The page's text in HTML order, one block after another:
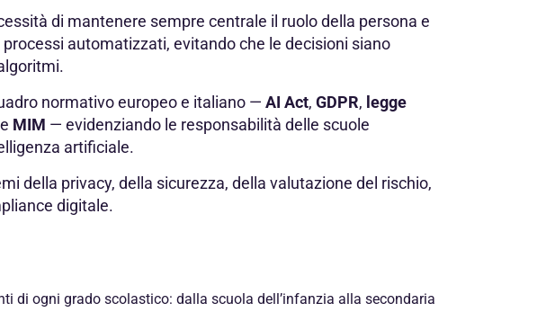
di mantenere sempre centrale il ruolo della persona e
automatizzati, evitando che le decisioni siano
normativo europeo e italiano — AI Act, GDPR, legge
e MIM — evidenziando le responsabilità delle scuole
artificiale.
della privacy, della sicurezza, della valutazione del rischio,
digitale.
di ogni grado scolastico: dalla scuola dell’infanzia alla secondaria